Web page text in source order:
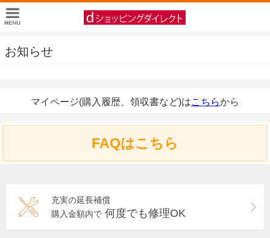
お知らせ
マイページ(購入履歴、領収書など)はこちらから
FAQはこちら
充実の延長補償
購入金額内で 何度でも修理OK